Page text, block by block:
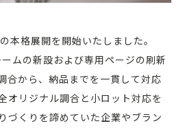
本格展開を開始いたしました。
ムの新設および専用ページの刷新
合から、納品までを一貫して対応
オリジナル調合と小ロット対応を
づくりを諦めていた企業やブラン